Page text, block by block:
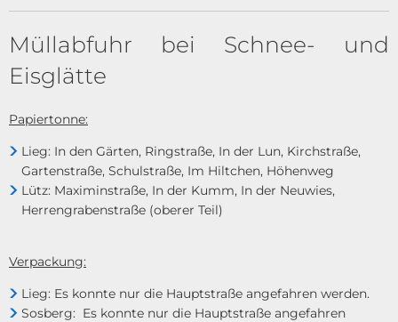
Müllabfuhr bei Schnee- und
Eisglätte
Papiertonne:
Lieg: In den Gärten, Ringstraße, In der Lun, Kirchstraße,
Gartenstraße, Schulstraße, Im Hiltchen, Höhenweg
Lütz: Maximinstraße, In der Kumm, In der Neuwies,
Herrengrabenstraße (oberer Teil)
Verpackung:
Lieg: Es konnte nur die Hauptstraße angefahren werden.
Sosberg: Es konnte nur die Hauptstraße angefahren